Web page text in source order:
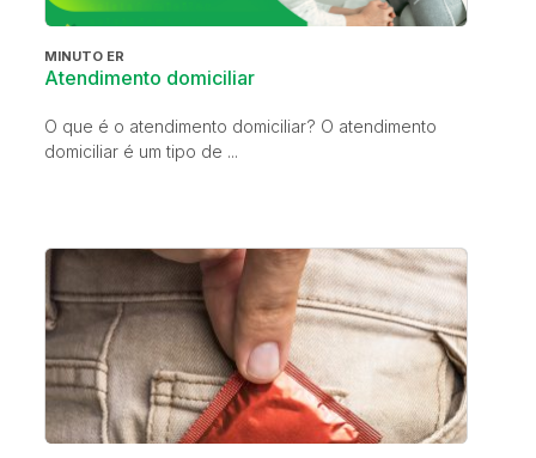
MINUTO ER
Atendimento domiciliar
O que é o atendimento domiciliar? O atendimento
domiciliar é um tipo de ...